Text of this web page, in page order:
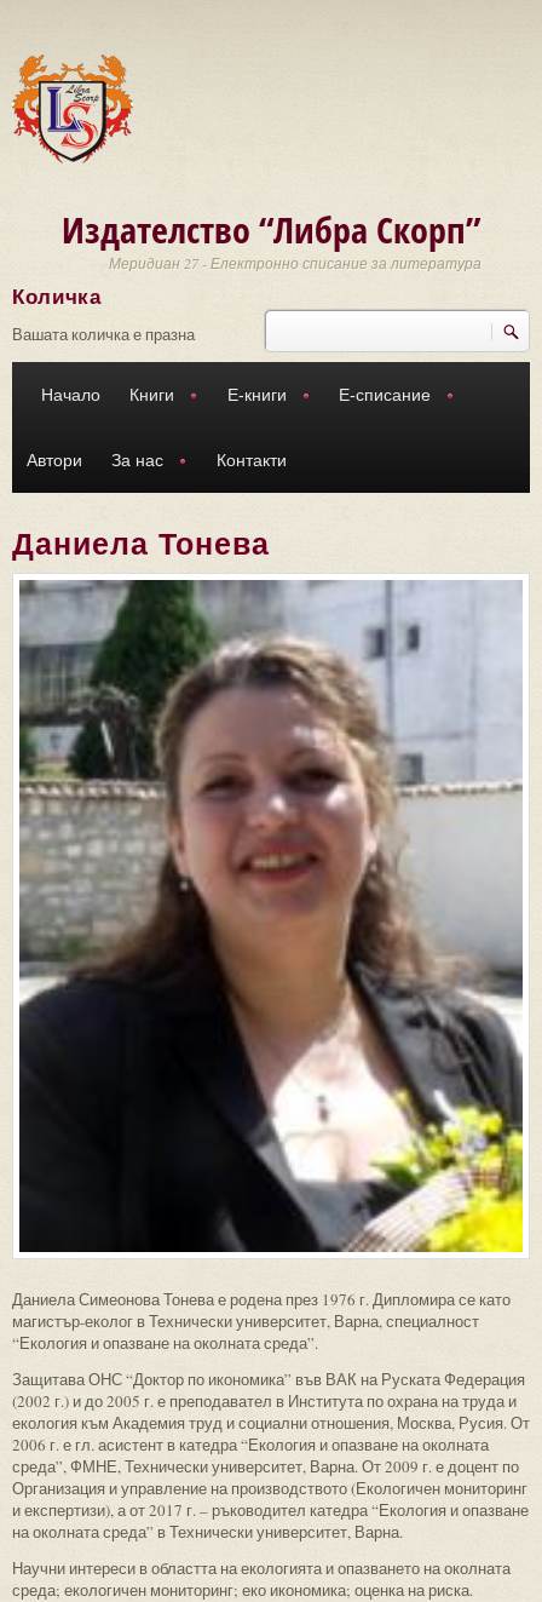
Издателство “Либра Скорп”
Меридиан 27 - Електронно списание за литература
Търси
Количка
Вашата количка е празна
Начало Книги Е-книги Е-списание
Автори За нас Контакти
Даниела Тонева
Даниела Симеонова Тонева е родена през 1976 г. Дипломира се като
магистър-еколог в Технически университет, Варна, специалност
“Екология и опазване на околната среда”.
Защитава ОНС “Доктор по икономика” във ВАК на Руската Федерация
(2002 г.) и до 2005 г. е преподавател в Института по охрана на труда и
екология към Академия труд и социални отношения, Москва, Русия. От
2006 г. е гл. асистент в катедра “Екология и опазване на околната
среда”, ФМНЕ, Технически университет, Варна. От 2009 г. е доцент по
Организация и управление на производството (Екологичен мониторинг
и експертизи), а от 2017 г. – ръководител катедра “Екология и опазване
на околната среда” в Технически университет, Варна.
Научни интереси в областта на екологията и опазването на околната
среда; екологичен мониторинг; еко икономика; оценка на риска.